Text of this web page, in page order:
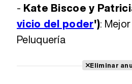
- Kate Biscoe y
vicio del poder'):
Peluquería
Eliminar